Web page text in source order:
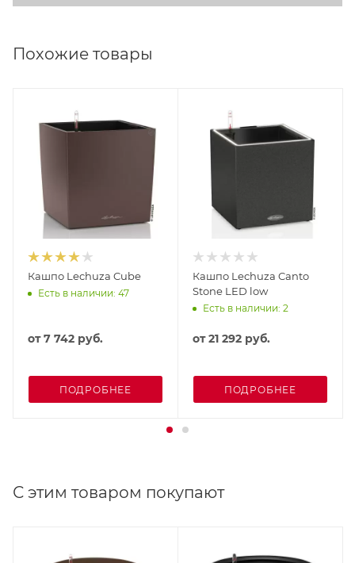
Похожие товары
Кашпо Lechuza Cube
Есть в наличии: 47
от7 742 руб.
ПОДРОБНЕЕ
Кашпо Lechuza Canto
Stone LED low
Есть в наличии: 2
от21 292 руб.
ПОДРОБНЕЕ
С этим товаром покупают